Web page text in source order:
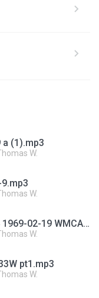
a (1).mp3
W.
W.
WMCA Jack Spector 078 1969-02-19 WMCA.mp3
W.
pt1.mp3
W.